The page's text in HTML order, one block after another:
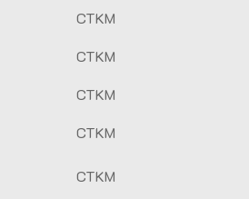
CTKM
CTKM
CTKM
CTKM
CTKM